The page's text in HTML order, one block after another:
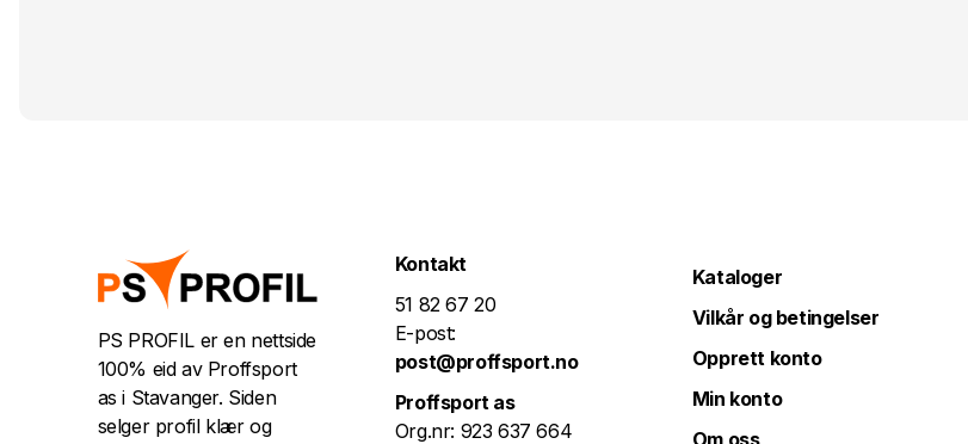
PS PROFIL er en nettside
100% eid av Proffsport
as i Stavanger. Siden
selger profil klær og
Kontakt
51 82 67 20
E-post:
post@proffsport.no
Proffsport as
Org.nr: 923 637 664
Kataloger
Vilkår og betingelser
Opprett konto
Min konto